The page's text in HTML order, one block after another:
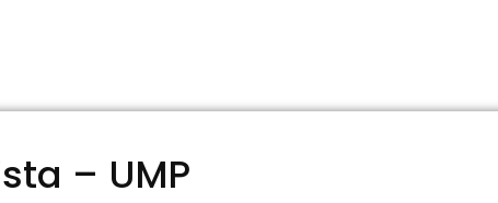
– UMP